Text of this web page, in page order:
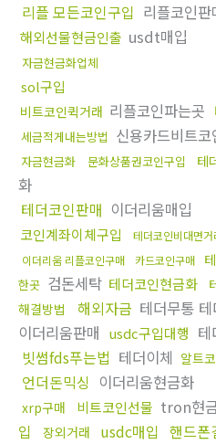
리플 모든코인구입 리플코인판
해외선물현금인출 usdt매입
자금현금화업체
sol구입
비트코인퀵거래 리플코인파는곳
세금적게내는방법 신용카드비트코
자금현금화 문화상품권코인구입 테
화
테더코인판매 이더리움매입
코인계좌이체구입
테더코인비대면거
이더리움 리플코인구매
카드코인구매
한곳 검돈세탁 테더코인현금화
해결방법
해외자금 테더무통
이더리움판매 usdc구입대행 테
빗썸fds푸는법 테더이체 알트
언더돈믹싱 이더리움현금화
xrp구매 비트코인선물 tron현
입
장외거래 usdc매입 핸드